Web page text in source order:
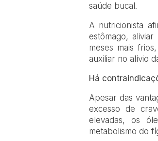
saúde bucal.
A nutricionista
estômago,
meses mais
auxiliar no alívio
Há
Apesar das
excesso de
elevadas, os
metabolismo do